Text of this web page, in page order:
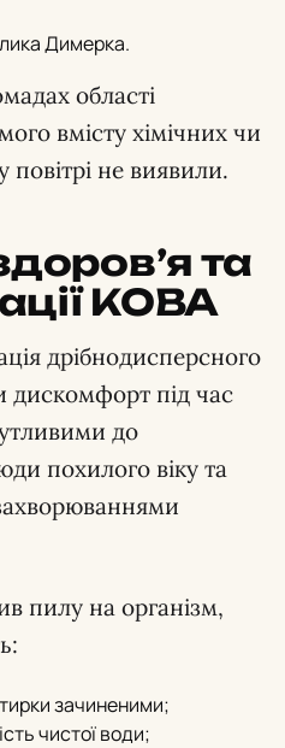
Димерка.
області
вмісту хімічних чи
повітрі не виявили.
та
КОВА
дрібнодисперсного
під час
до
похилого віку та
пилу на організм,
зачиненими;
чистої води;